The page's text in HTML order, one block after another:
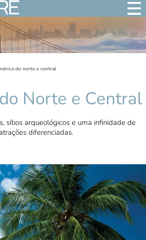
do norte e central
Norte e Central
sítios arqueológicos e uma infinidade de
atrações diferenciadas.